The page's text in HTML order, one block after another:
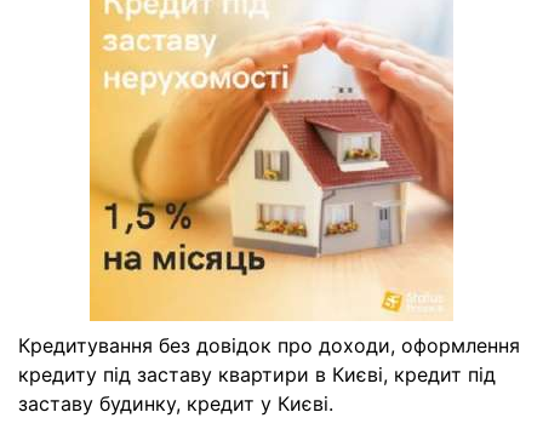
Кредитування без довідок про доходи, оформлення
кредиту під заставу квартири в Києві, кредит під
заставу будинку, кредит у Києві.